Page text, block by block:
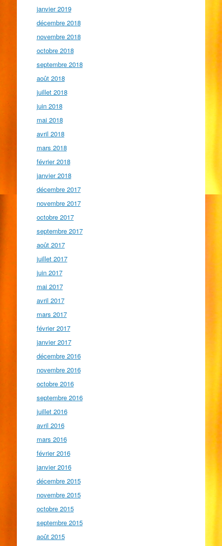
janvier 2019
décembre 2018
novembre 2018
octobre 2018
septembre 2018
août 2018
juillet 2018
juin 2018
mai 2018
avril 2018
mars 2018
février 2018
janvier 2018
décembre 2017
novembre 2017
octobre 2017
septembre 2017
août 2017
juillet 2017
juin 2017
mai 2017
avril 2017
mars 2017
février 2017
janvier 2017
décembre 2016
novembre 2016
octobre 2016
septembre 2016
juillet 2016
avril 2016
mars 2016
février 2016
janvier 2016
décembre 2015
novembre 2015
octobre 2015
septembre 2015
août 2015